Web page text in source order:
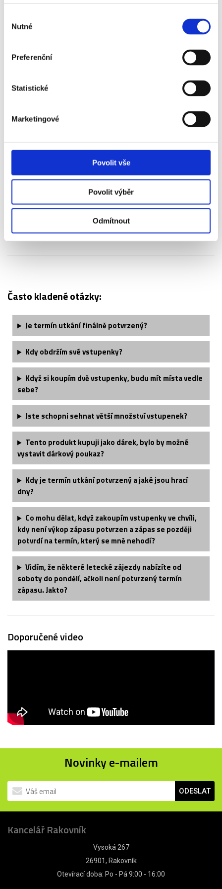
souhlasu
Nutné
Preferenční
Statistické
Marketingové
Povolit vše
Povolit výběr
Odmítnout
Sevilla FC - Valencia
+3 870 Kč
Sevilla FC - Valencia
+0 Kč
Sevilla FC - Valencia
+1 570 Kč
Sevilla FC - popis vstupenek ↓
Vstupenka VIP Juan obsahuje:
Vstupenka VIP Glasgow obsahuje:
Často kladené otázky:
Je termín utkání finálně potvrzený?
Kdy obdržím své vstupenky?
Když si koupím dvě vstupenky, budu mít místa vedle
sebe?
Jste schopni sehnat větší množství vstupenek?
Tento produkt kupuji jako dárek, bylo by možné
vystavit dárkový poukaz?
Kdy je termín utkání potvrzený a jaké jsou hrací
dny?
Co mohu dělat, když zakoupím vstupenky ve chvíli,
kdy není výkop zápasu potvrzen a zápas se později
potvrdí na termín, který se mně nehodí?
Vidím, že některé letecké zájezdy nabízíte od
soboty do pondělí, ačkoli není potvrzený termín
zápasu. Jakto?
Doporučené video
Novinky e-mailem
ODESLAT
Kancelář Rakovník
Vysoká 267
26901, Rakovník
Otevírací doba: Po - Pá 9:00 - 16:00